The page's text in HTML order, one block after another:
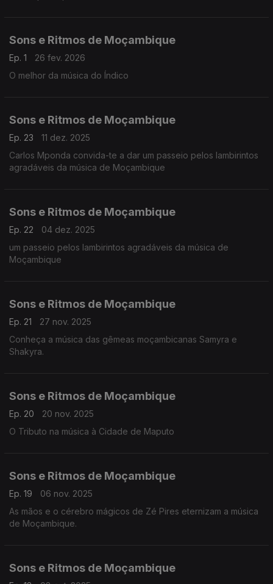
Sons e Ritmos de Moçambique
Ep. 1
26 fev. 2026
O melhor da música do Índico
Sons e Ritmos de Moçambique
Ep. 23
11 dez. 2025
Carlos Mponda convida-te a dar um passeio pelos lambirintos
agradáveis da música de Moçambique
Sons e Ritmos de Moçambique
Ep. 22
04 dez. 2025
um passeio pelos lambirintos agradáveis da música de
Moçambique
Sons e Ritmos de Moçambique
Ep. 21
27 nov. 2025
Conheça a música das gêmeas moçambicanas Samyra e
Shakyra.
Sons e Ritmos de Moçambique
Ep. 20
20 nov. 2025
O Tributo na música à Cidade de Maputo
Sons e Ritmos de Moçambique
Ep. 19
06 nov. 2025
As mãos e o cérebro mágicos de Zé Pires eternizam a música
de Moçambique.
Sons e Ritmos de Moçambique